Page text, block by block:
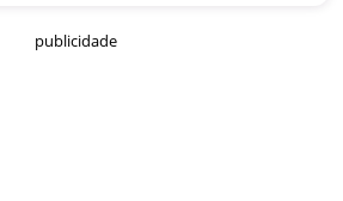
publicidade